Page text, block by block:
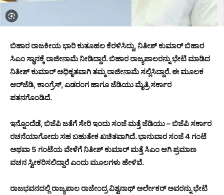
ಬಿಹಾರ ರಾಜಕೀಯ ಭಾರಿ ಕುತೂಹಲ ಕೆರಳಿಸಿದ್ದು, ನಿತೀಶ್‌ ಕುಮಾರ್‌ ಬಿಹಾರ
ಸಿಎಂ ಸ್ಥಾನಕ್ಕೆ ರಾಜೀನಾಮೆ ನೀಡಿದ್ದಾರೆ. ಬಿಹಾರ ರಾಜ್ಯಪಾಲರನ್ನು ಭೇಟಿ ಮಾಡಿದ
ನಿತೀಶ್‌ ಕುಮಾರ್‌ ಅಧಿಕೃತವಾಗಿ ತಮ್ಮ ರಾಜೀನಾಮೆ ಸಲ್ಲಿಸಿದ್ದಾರೆ. ಈ ಮೂಲಕ
ಆರ್‌ಜೆಡಿ, ಕಾಂಗ್ರೆಸ್‌, ಎಡರಂಗ ಹಾಗೂ ಜೆಡಿಯು ಮೈತ್ರಿ ಸರ್ಕಾರ
ಪತನಗೊಂಡಿದೆ.
ಇನ್ನೊಂದೆಡೆ, ಬಿಜೆಪಿ ಜತೆಗೆ ಸೇರಿ ಇಂದು ಸಂಜೆ ಮತ್ತೆ ಜೆಡಿಯು – ಬಿಜೆಪಿ ಸರ್ಕಾರ
ರಚನೆಯಾಗೋದು ಸಹ ಬಹುತೇಕ ಖಚಿತವಾಗಿದೆ. ಭಾನುವಾರ ಸಂಜೆ 4 ಗಂಟೆ
ಅಥವಾ 5 ಗಂಟೆಯ ವೇಳೆಗೆ ನಿತೀಶ್‌ ಕುಮಾರ್‌ ಮತ್ತೆ ಸಿಎಂ ಆಗಿ ಪ್ರಮಾಣ
ವಚನ ಸ್ವೀಕರಿಸಲಿದ್ದಾರೆ ಎಂದು ಮೂಲಗಳು ಹೇಳಿವೆ.
ರಾಜಭವನದಲ್ಲಿ ರಾಜ್ಯಪಾಲ ರಾಜೇಂದ್ರ ವಿಶ್ವನಾಥ್ ಅರ್ಲೇಕರ್ ಅವರನ್ನು ಭೇಟಿ